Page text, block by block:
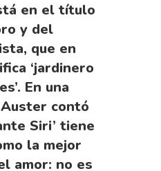
en el título
y del
que en
‘jardinero
En una
contó
Siri’ tiene
la mejor
amor: no es